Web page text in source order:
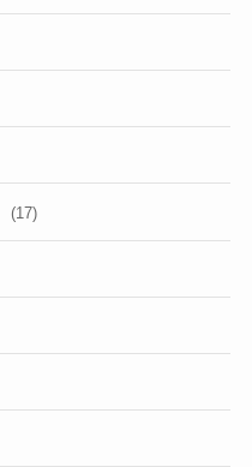
(17)